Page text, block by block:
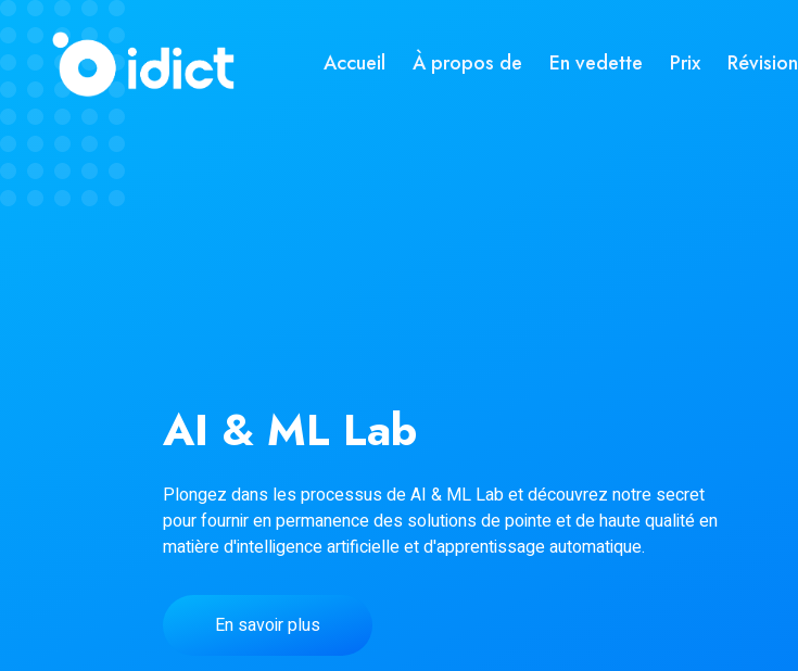
Accueil À propos de En vedette Prix Révision
AI & ML Lab
Plongez dans les processus de AI & ML Lab et découvrez notre secret
pour fournir en permanence des solutions de pointe et de haute qualité en
matière d'intelligence artificielle et d'apprentissage automatique.
En savoir plus